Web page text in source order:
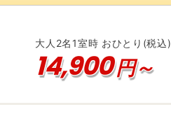
大人 2名 1室時 おひとり(税込)
14,900円～